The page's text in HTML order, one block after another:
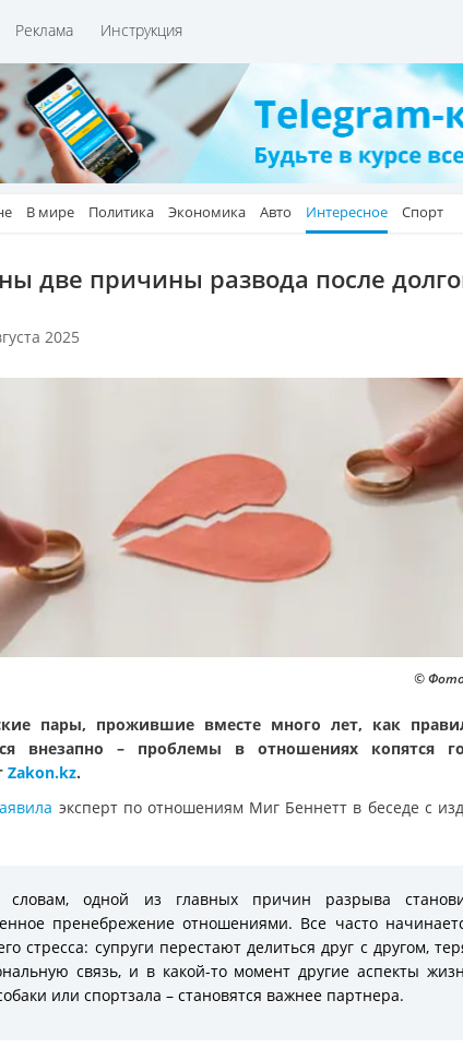
Реклама Инструкция
В мире Политика Экономика Авто Интересное Спорт
две причины развода после
2025
©
пары, прожившие вместе много лет, как
внезапно – проблемы в отношениях копятся
Zakon.kz.
эксперт по отношениям Миг Беннетт в беседе с
одной из главных причин разрыва
пренебрежение отношениями. Все часто
стресса: супруги перестают делиться друг с другом,
связь, и в какой-то момент другие аспекты
или спортзала – становятся важнее партнера.